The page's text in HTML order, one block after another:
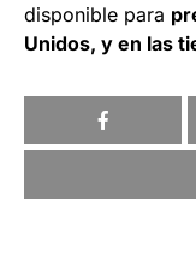
disponible para
Unidos, y en las